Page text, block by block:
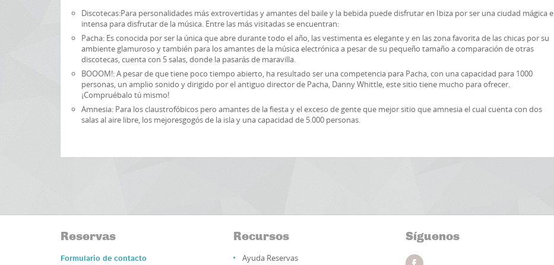
Discotecas:Para personalidades más extrovertidas y amantes del baile y la bebida puede disfrutar en Ibiza por ser una ciudad mágica e
intensa para disfrutar de la música. Entre las más visitadas se encuentran:
Pacha: Es conocida por ser la única que abre durante todo el año, las vestimenta es elegante y en las zona favorita de las chicas por su
ambiente glamuroso y también para los amantes de la música electrónica a pesar de su pequeño tamaño a comparación de otras
discotecas, cuenta con 5 salas, donde la pasarás de maravilla.
BOOOM!: A pesar de que tiene poco tiempo abierto, ha resultado ser una competencia para Pacha, con una capacidad para 1000
personas, un amplio sonido y dirigido por el antiguo director de Pacha, Danny Whittle, este sitio tiene mucho para ofrecer.
¡Compruébalo tú mismo!
Amnesia: Para los claustrofóbicos pero amantes de la fiesta y el exceso de gente que mejor sitio que amnesia el cual cuenta con dos
salas al aire libre, los mejoresgogós de la isla y una capacidad de 5.000 personas.
Reservas
Formulario de contacto
Recursos
Ayuda Reservas
Síguenos